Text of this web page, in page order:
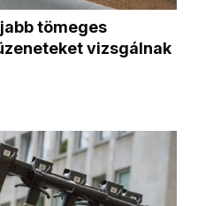
tömeges
vizsgálnak